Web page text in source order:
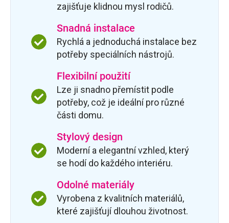
zajišťuje klidnou mysl rodičů.
Snadná instalace
Rychlá a jednoduchá instalace bez
potřeby speciálních nástrojů.
Flexibilní použití
Lze ji snadno přemístit podle
potřeby, což je ideální pro různé
části domu.
Stylový design
Moderní a elegantní vzhled, který
se hodí do každého interiéru.
Odolné materiály
Vyrobena z kvalitních materiálů,
které zajišťují dlouhou životnost.